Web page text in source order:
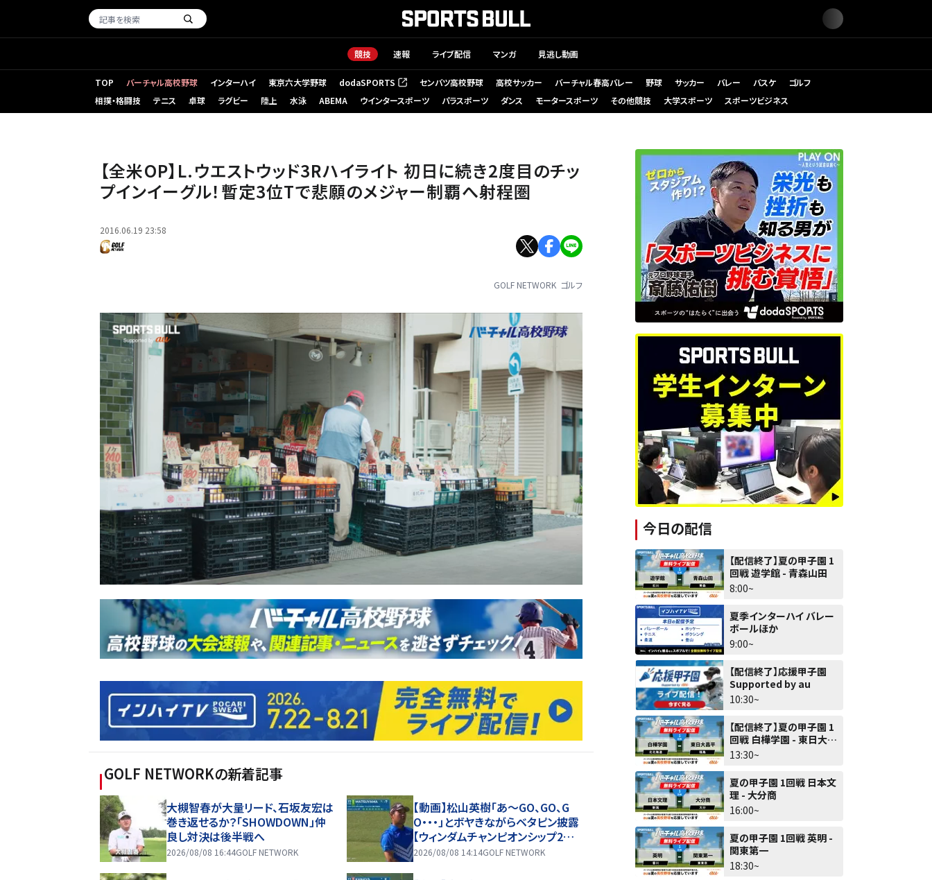
競技 速報 ライブ配信 マンガ 見逃し動画
TOP バーチャル高校野球 インターハイ 東京六大学野球 dodaSPORTS
（新しいタブで開く） センバツ高校野球 高校サッカー バーチャル春高バレー 野球 サッカー バレー バスケ
ゴルフ
相撲・格闘技
テニス 卓球 ラグビー 陸上 水泳 ABEMA ウインタースポーツ パラスポーツ ダンス モータースポーツ その他競技 大学スポーツ スポーツビジネス
【全米OP】L.ウエストウッド3Rハイライト 初日に続き2度目のチッ
プインイーグル！暫定3位Tで悲願のメジャー制覇へ射程圏
2016.06.19 23:58
GOLF NETWORK ゴルフ
GOLF NETWORKの新着記事
大槻智春が大量リード、石坂友宏は
巻き返せるか？「SHOWDOWN」仲
良し対決は後半戦へ
2026/08/08 16:44GOLF NETWORK
【動画】松山英樹「あ〜GO、GO、G
O・・・」とボヤきながらベタピン披露
【ウィンダムチャンピオンシップ2日
目ハイライト】
2026/08/08 14:14GOLF NETWORK
今日の配信
【配信終了】夏の甲子園 1
回戦 遊学館 - 青森山田
8:00~
夏季インターハイ バレー
ボールほか
9:00~
【配信終了】応援甲子園
Supported by au
10:30~
【配信終了】夏の甲子園 1
回戦 白樺学園 - 東日大昌
平
13:30~
夏の甲子園 1回戦 日本文
理 - 大分商
16:00~
夏の甲子園 1回戦 英明 -
関東第一
18:30~